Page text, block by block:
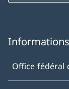
Office fédéral